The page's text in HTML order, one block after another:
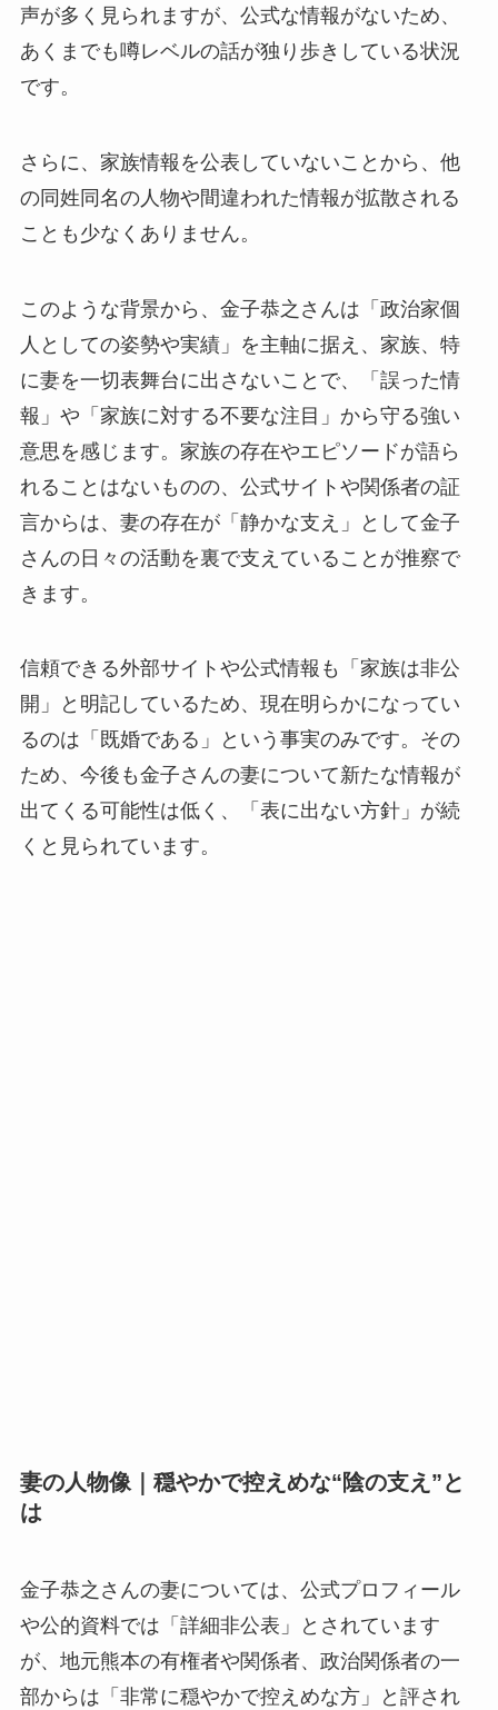
声が多く見られますが、公式な情報がないため、
あくまでも噂レベルの話が独り歩きしている状況
です。
さらに、家族情報を公表していないことから、他
の同姓同名の人物や間違われた情報が拡散される
ことも少なくありません。
このような背景から、金子恭之さんは「政治家個
人としての姿勢や実績」を主軸に据え、家族、特
に妻を一切表舞台に出さないことで、「誤った情
報」や「家族に対する不要な注目」から守る強い
意思を感じます。家族の存在やエピソードが語ら
れることはないものの、公式サイトや関係者の証
言からは、妻の存在が「静かな支え」として金子
さんの日々の活動を裏で支えていることが推察で
きます。
信頼できる外部サイトや公式情報も「家族は非公
開」と明記しているため、現在明らかになってい
るのは「既婚である」という事実のみです。その
ため、今後も金子さんの妻について新たな情報が
出てくる可能性は低く、「表に出ない方針」が続
くと見られています。
妻の人物像｜穏やかで控えめな“陰の支え”と
は
金子恭之さんの妻については、公式プロフィール
や公的資料では「詳細非公表」とされています
が、地元熊本の有権者や関係者、政治関係者の一
部からは「非常に穏やかで控えめな方」と評され